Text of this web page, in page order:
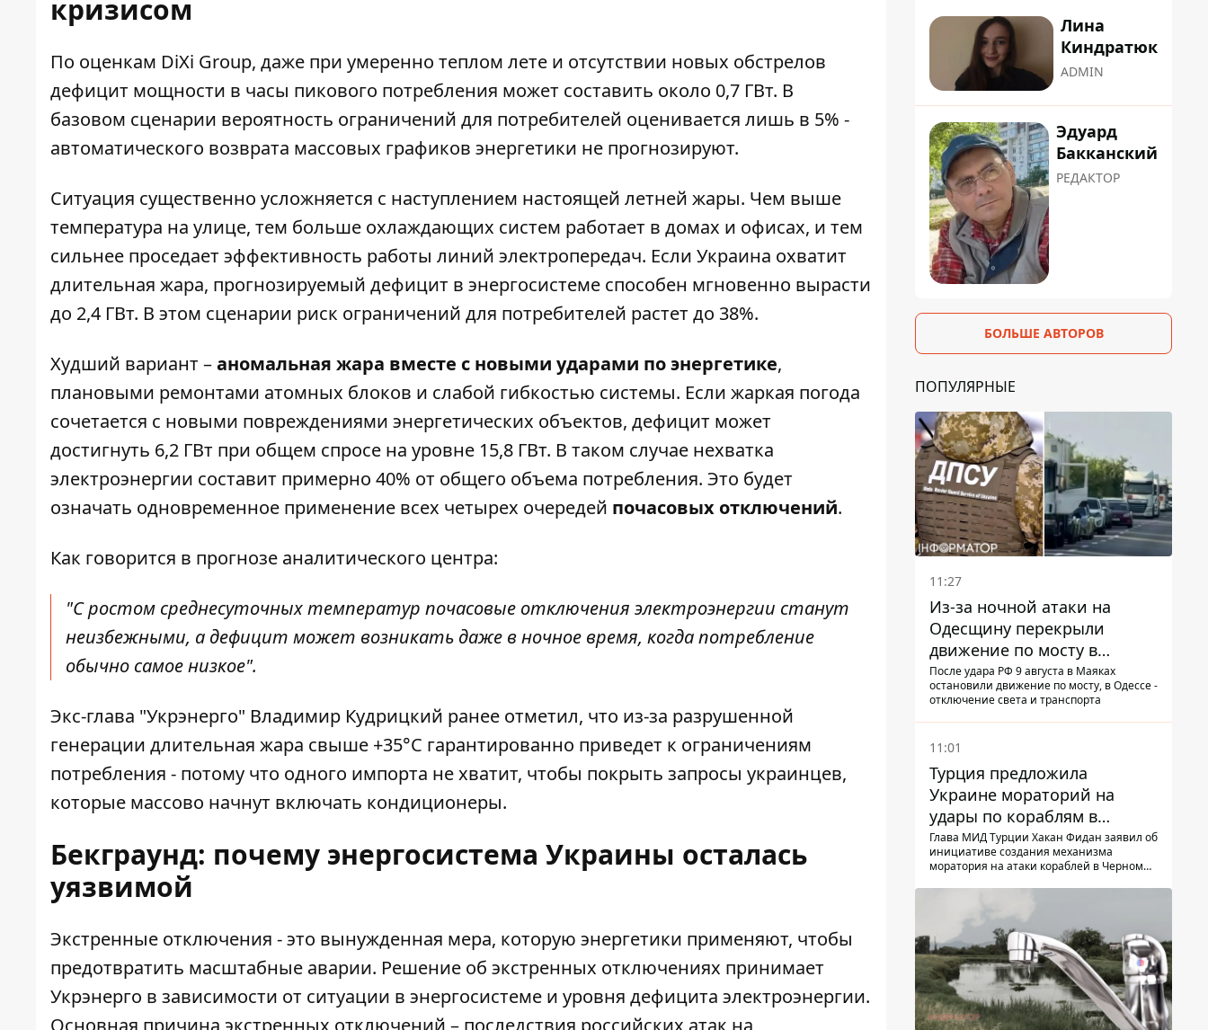
кризисом
По оценкам DiXi Group, даже при умеренно теплом лете и отсутствии новых обстрелов
дефицит мощности в часы пикового потребления может составить около 0,7 ГВт. В
базовом сценарии вероятность ограничений для потребителей оценивается лишь в 5% -
автоматического возврата массовых графиков энергетики не прогнозируют.
Ситуация существенно усложняется с наступлением настоящей летней жары. Чем выше
температура на улице, тем больше охлаждающих систем работает в домах и офисах, и тем
сильнее проседает эффективность работы линий электропередач. Если Украина охватит
длительная жара, прогнозируемый дефицит в энергосистеме способен мгновенно вырасти
до 2,4 ГВт. В этом сценарии риск ограничений для потребителей растет до 38%.
Худший вариант –аномальная жара вместе с новыми ударами по энергетике,
плановыми ремонтами атомных блоков и слабой гибкостью системы. Если жаркая погода
сочетается с новыми повреждениями энергетических объектов, дефицит может
достигнуть 6,2 ГВт при общем спросе на уровне 15,8 ГВт. В таком случае нехватка
электроэнергии составит примерно 40% от общего объема потребления. Это будет
означать одновременное применение всех четырех очередей почасовых отключений.
Как говорится в прогнозе аналитического центра:
"С ростом среднесуточных температур почасовые отключения электроэнергии станут
неизбежными, а дефицит может возникать даже в ночное время, когда потребление
обычно самое низкое".
Экс-глава "Укрэнерго" Владимир Кудрицкий ранее отметил, что из-за разрушенной
генерации длительная жара свыше +35°C гарантированно приведет к ограничениям
потребления - потому что одного импорта не хватит, чтобы покрыть запросы украинцев,
которые массово начнут включать кондиционеры.
Бекграунд: почему энергосистема Украины осталась
уязвимой
Экстренные отключения - это вынужденная мера, которую энергетики применяют, чтобы
предотвратить масштабные аварии. Решение об экстренных отключениях принимает
Укрэнерго в зависимости от ситуации в энергосистеме и уровня дефицита электроэнергии.
Лина
Киндратюк
ADMIN
Эдуард
Бакканский
РЕДАКТОР
БОЛЬШЕ АВТОРОВ
ПОПУЛЯРНЫЕ
11:27
Из-за ночной атаки на
Одесщину перекрыли
движение по мосту в
Маяках - подробности от
ГНСУ
После удара РФ 9 августа в Маяках
остановили движение по мосту, в Одессе -
отключение света и транспорта
11:01
Турция предложила
Украине мораторий на
удары по кораблям в
Черном море
Глава МИД Турции Хакан Фидан заявил об
инициативе создания механизма
моратория на атаки кораблей в Черном